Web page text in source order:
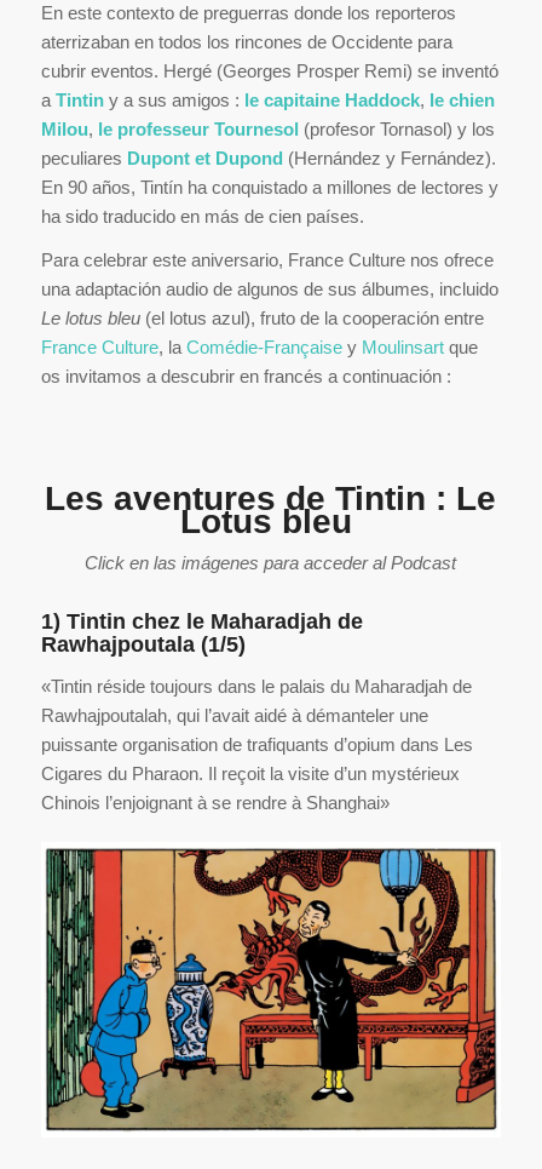
En este contexto de preguerras donde los reporteros
aterrizaban en todos los rincones de Occidente para
cubrir eventos. Hergé (Georges Prosper Remi) se inventó
a Tintiny a sus amigos : le capitaine Haddock, le chien
Milou, le professeur Tournesol (profesor Tornasol) y los
peculiares Dupont et Dupond (Hernández y Fernández).
En 90 años, Tintín ha conquistado a millones de lectores y
ha sido traducido en más de cien países.
Para celebrar este aniversario, France Culture nos ofrece
una adaptación audio de algunos de sus álbumes, incluido
Le lotus bleu(el lotus azul), fruto de la cooperación entre
France Culture, laComédie-Françaisey Moulinsart que
os invitamos a descubrir en francés a continuación :
Les aventures de Tintin : Le
Lotus bleu
Click en las imágenes para acceder al Podcast
1) Tintin chez le Maharadjah de
Rawhajpoutala (1/5)
«Tintin réside toujours dans le palais du Maharadjah de
Rawhajpoutalah, qui l’avait aidé à démanteler une
puissante organisation de trafiquants d’opium dans Les
Cigares du Pharaon. Il reçoit la visite d’un mystérieux
Chinois l’enjoignant à se rendre à Shanghai»